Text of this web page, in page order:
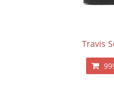
Travis